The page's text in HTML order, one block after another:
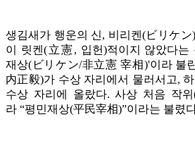
생김새가 행운의 신, 비리켄(ビリケ
이 릿켄(立憲, 입헌)적이지 않았다는
재상(ビリケン/非立憲 宰相)'이라 불
内正毅)가 수상 자리에서 물러서고,
수상 자리에 올랐다. 사상 처음 작
라 “평민재상(平民宰相)”이라는 불렸